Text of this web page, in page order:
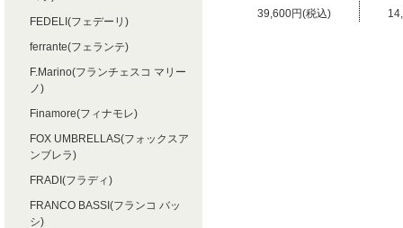
39,600円(税込)
FEDELI(フェデーリ)
ferrante(フェランテ)
F.Marino(フランチェスコ マリー
ノ)
Finamore(フィナモレ)
FOX UMBRELLAS(フォックスア
ンブレラ)
FRADI(フラディ)
FRANCO BASSI(フランコ バッ
シ)